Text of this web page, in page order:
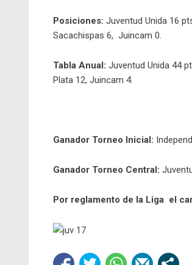
Posiciones: Juventud Unida 16
Sacachispas 6, Juincam 0.
Tabla Anual: Juventud Unida 44
Plata 12, Juincam 4.
Ganador Torneo Inicial:
Ganador Torneo Central:
Por reglamento de la Liga el